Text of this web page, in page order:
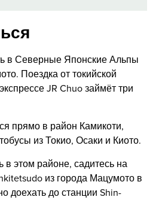
в Северные Японские Альпы
Поездка от токийской
JR Chuo займёт три
прямо в район Камикоти,
из Токио, Осаки и Киото.
в этом районе, садитесь на
из города Мацумото в
доехать до станции Shin-